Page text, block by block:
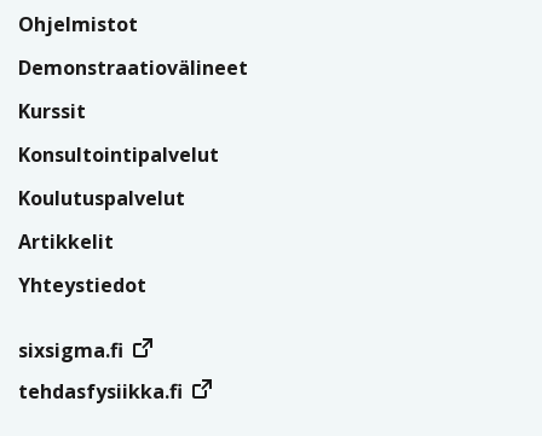
Ohjelmistot
Demonstraatiovälineet
Kurssit
Konsultointipalvelut
Koulutuspalvelut
Artikkelit
Yhteystiedot
sixsigma.fi
tehdasfysiikka.fi